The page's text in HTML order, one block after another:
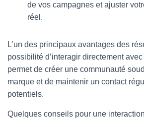
de vos campagnes et ajuster
réel.
L’un des principaux avantages des
possibilité d’interagir directement
permet de créer une communauté
marque et de maintenir un contact
potentiels.
Quelques conseils pour une